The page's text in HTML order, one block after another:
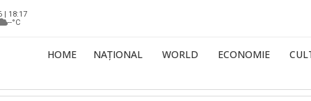
| 18:17
--°C
HOME NAȚIONAL WORLD ECONOMIE